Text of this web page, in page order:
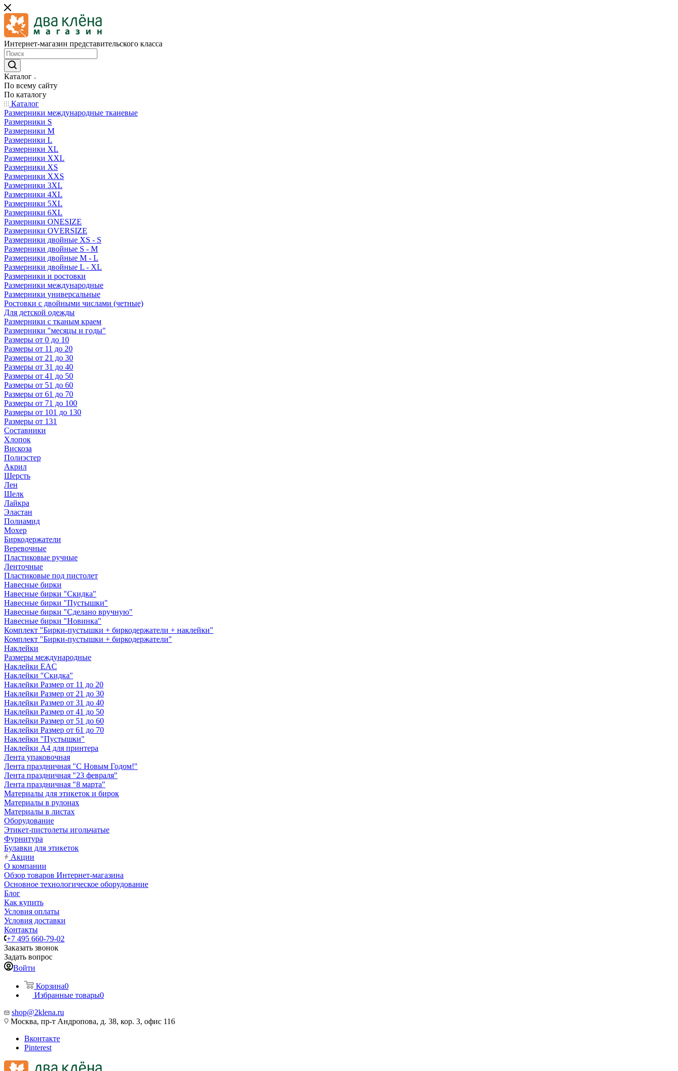
Интернет-магазин представительского класса
Каталог
По всему сайту
По каталогу
Каталог
Размерники международные тканевые
Размерники S
Размерники M
Размерники L
Размерники XL
Размерники XXL
Размерники XS
Размерники XXS
Размерники 3XL
Размерники 4XL
Размерники 5XL
Размерники 6XL
Размерники ONESIZE
Размерники OVERSIZE
Размерники двойные XS - S
Размерники двойные S - M
Размерники двойные M - L
Размерники двойные L - XL
Размерники и ростовки
Размерники международные
Размерники универсальные
Ростовки с двойными числами (четные)
Для детской одежды
Размерники с тканым краем
Размерники "месяцы и годы"
Размеры от 0 до 10
Размеры от 11 до 20
Размеры от 21 до 30
Размеры от 31 до 40
Размеры от 41 до 50
Размеры от 51 до 60
Размеры от 61 до 70
Размеры от 71 до 100
Размеры от 101 до 130
Размеры от 131
Составники
Хлопок
Вискоза
Полиэстер
Акрил
Шерсть
Лен
Шелк
Лайкра
Эластан
Полиамид
Мохер
Биркодержатели
Веревочные
Пластиковые ручные
Ленточные
Пластиковые под пистолет
Навесные бирки
Навесные бирки "Скидка"
Навесные бирки "Пустышки"
Навесные бирки "Сделано вручную"
Навесные бирки "Новинка"
Комплект "Бирки-пустышки + биркодержатели + наклейки"
Комплект "Бирки-пустышки + биркодержатели"
Наклейки
Размеры международные
Наклейки EAC
Наклейки "Скидка"
Наклейки Размер от 11 до 20
Наклейки Размер от 21 до 30
Наклейки Размер от 31 до 40
Наклейки Размер от 41 до 50
Наклейки Размер от 51 до 60
Наклейки Размер от 61 до 70
Наклейки "Пустышки"
Наклейки А4 для принтера
Лента упаковочная
Лента праздничная "С Новым Годом!"
Лента праздничная "23 февраля"
Лента праздничная "8 марта"
Материалы для этикеток и бирок
Материалы в рулонах
Материалы в листах
Оборудование
Этикет-пистолеты игольчатые
Фурнитура
Булавки для этикеток
Акции
О компании
Обзор товаров Интернет-магазина
Основное технологическое оборудование
Блог
Как купить
Условия оплаты
Условия доставки
Контакты
+7 495 660-79-02
Заказать звонок
Задать вопрос
Войти
Корзина0
Избранные товары0
shop@2klena.ru
Москва, пр-т Андропова, д. 38, кор. 3, офис 116
Вконтакте
Pinterest